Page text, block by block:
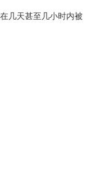
几天甚至几小时内被